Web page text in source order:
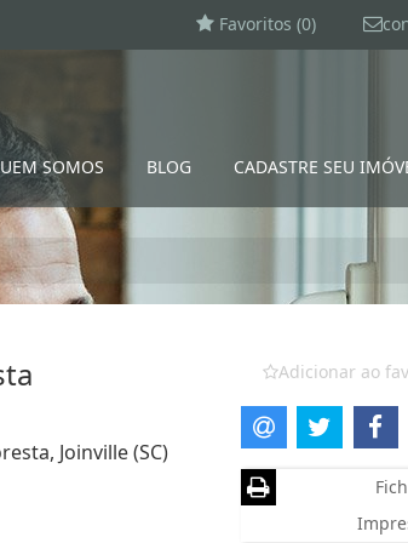
Favoritos (0)
SOMOS BLOG CADASTRE SEU
Joinville (SC)
Adicionar ao